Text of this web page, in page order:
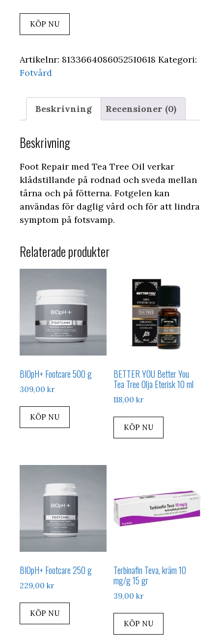
var:
KÖP NU
Artikelnr: 8133664086052510618 Kategori:
Fotvård
Beskrivning Recensioner (0)
Beskrivning
Foot Repair med Tea Tree Oil verkar
klådstillande på rodnad och sveda mellan
tårna och på fötterna. Fotgelen kan
användas för daglig vård och för att lindra
symptom på fotsvamp.
Relaterade produkter
BIOpH+ Footcare 500 g
309,00 kr
KÖP NU
BETTER YOU Better You
Tea Tree Olja Eterisk 10 ml
118,00kr
KÖP NU
BIOpH+ Footcare 250 g
229,00 kr
KÖP NU
Terbinafin Teva, kräm 10
mg/g 15 gr
39,00kr
KÖP NU